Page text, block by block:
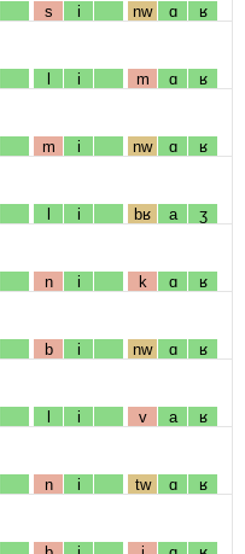
s i nw ɑ ʁ
l i m ɑ ʁ
m i nw ɑ ʁ
l i bʁ a ʒ
n i k ɑ ʁ
b i nw ɑ ʁ
l i v a ʁ
n i tw ɑ ʁ